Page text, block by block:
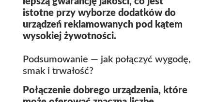
istotne przy wyborze dodatków do
urządzeń reklamowanych pod kątem
wysokiej żywotności.
Podsumowanie — jak połączyć wygodę,
smak i trwałość?
Połączenie dobrego urządzenia, które